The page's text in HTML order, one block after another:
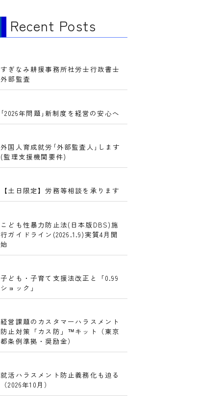
Recent Posts
すぎなみ耕援事務所社労士行政書士
外部監査
｢2026年問題｣新制度を経営の安心へ
外国人育成就労｢外部監査人｣します
(監理支援機関要件)
【土日限定】労務等相談を承ります
こども性暴力防止法(日本版DBS)施
行ガイドライン(2026.1.9)実質4月開
始
子ども・子育て支援法改正と「0.99
ショック」
経営課題のカスタマーハラスメント
防止対策「カス防」™キット（東京
都条例準拠・奨励金）
就活ハラスメント防止義務化も迫る
（2026年10月）